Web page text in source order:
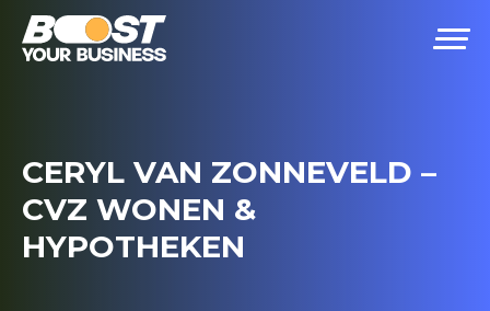
CERYL VAN ZONNEVELD –
CVZ WONEN &
HYPOTHEKEN